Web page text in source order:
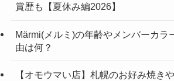
賞歴も【夏休み編2026】
Märmi(メルミ)の年齢やメンバーカラ
由は何？
【オモウマい店】札幌のお好み焼き